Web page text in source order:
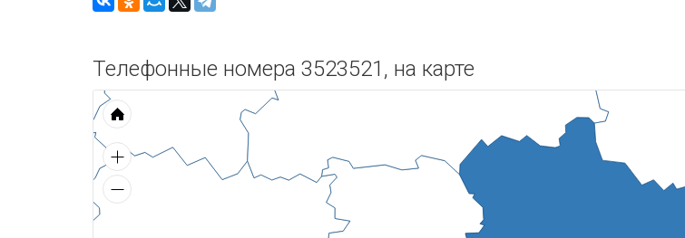
Телефонные номера 3523521, на карте